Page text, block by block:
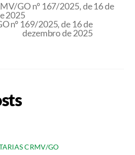
GO nº 167/2025, de 16 de
2025
nº 169/2025, de 16 de
dezembro de 2025
CRMV/GO